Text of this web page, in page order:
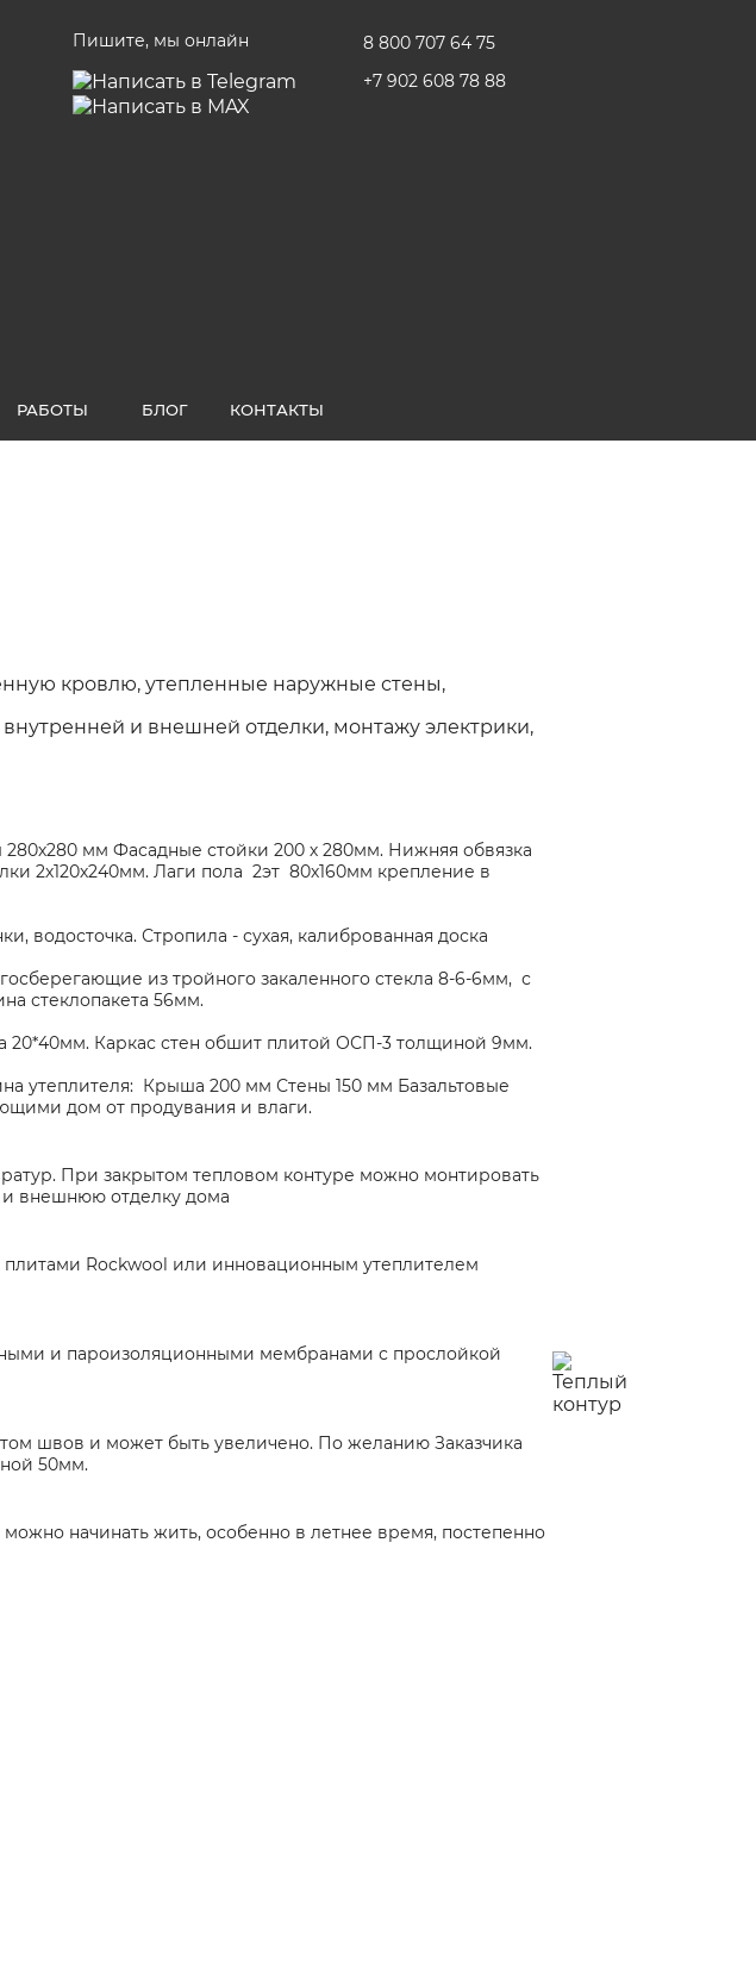
Пишите, мы онлайн
8 800 707 64 75
+7 902 608 78 88
РАБОТЫ БЛОГ КОНТАКТЫ
кровлю, утепленные наружные стены,
и внешней отделки, монтажу электрики,
мм Фасадные стойки 200 х 280мм. Нижняя обвязка
2х120х240мм. Лаги пола 2эт 80х160мм крепление в
водосточка. Стропила - сухая, калиброванная доска
из тройного закаленного стекла 8-6-6мм, с
стеклопакета 56мм.
20*40мм. Каркас стен обшит плитой ОСП-3 толщиной 9мм.
утеплителя: Крыша 200 мм Стены 150 мм Базальтовые
дом от продувания и влаги.
При закрытом тепловом контуре можно монтировать
внешнюю отделку дома
Rockwool или инновационным утеплителем
и пароизоляционными мембранами с прослойкой
швов и может быть увеличено. По желанию Заказчика
50мм.
начинать жить, особенно в летнее время, постепенно